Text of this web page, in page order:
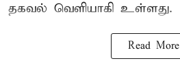
தகவல் வெளியாகி உள்ளது.
Read More